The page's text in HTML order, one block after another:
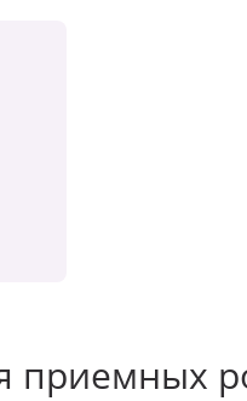
приемных